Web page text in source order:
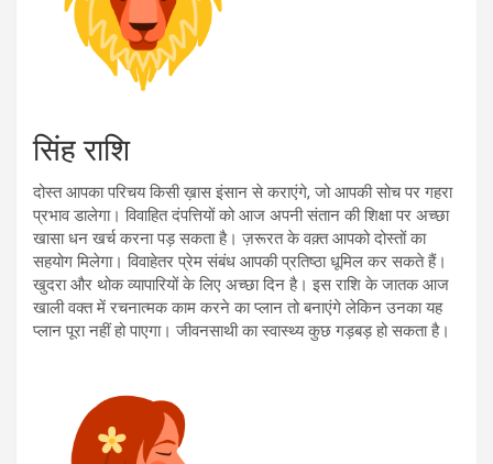
सिंह राशि
दोस्त आपका परिचय किसी ख़ास इंसान से कराएंगे, जो आपकी सोच पर गहरा
प्रभाव डालेगा। विवाहित दंपत्तियों को आज अपनी संतान की शिक्षा पर अच्छा
खासा धन खर्च करना पड़ सकता है। ज़रूरत के वक़्त आपको दोस्तों का
सहयोग मिलेगा। विवाहेतर प्रेम संबंध आपकी प्रतिष्ठा धूमिल कर सकते हैं।
खुदरा और थोक व्यापारियों के लिए अच्छा दिन है। इस राशि के जातक आज
खाली वक्त में रचनात्मक काम करने का प्लान तो बनाएंगे लेकिन उनका यह
प्लान पूरा नहीं हो पाएगा। जीवनसाथी का स्वास्थ्य कुछ गड़बड़ हो सकता है।